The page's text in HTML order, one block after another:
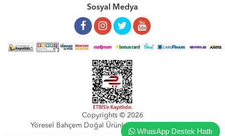
Ekstraktı Kapsül aktarlarda bulunurmu, Balen Sarı Kantaron Ekstraktı Kapsül ne için kullanılır, Balen Sarı Kantaron Ekstraktı
Kapsül ne sıklıkla kullanılır, Balen Sarı Kantaron Ekstraktı Kapsül aktarda satılırmı, Balen Sarı Kantaron Ekstraktı Kapsül
ürünü hakkındaki tüm bilgilerini detaylarını Aktardangelsin online alışveriş mağazalarında bulabilirsiniz.
Sosyal Medya
Copyrights © 2026
Yöresel Bahçem Doğal Ürünler Gıda San.Tic.Ltd.Şti
WhasApp Destek Hattı